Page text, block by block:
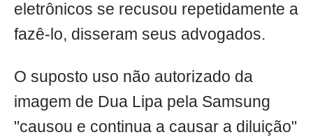
eletrônicos se recusou repetidamente a
fazê-lo, disseram seus advogados.
O suposto uso não autorizado da
imagem de Dua Lipa pela Samsung
"causou e continua a causar a diluição"